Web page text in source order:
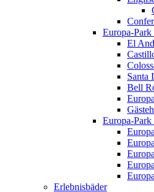
Europa-
El
Santa
Bell
Europa-Park
Erlebnisbäder